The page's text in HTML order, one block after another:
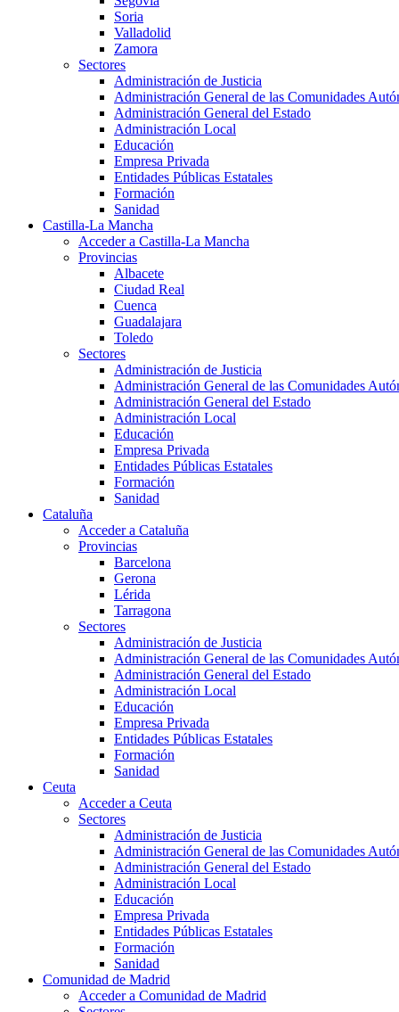
Soria
Valladolid
Zamora
Sectores
Administración de Justicia
Administración General de las Comunidades
Administración General del Estado
Administración Local
Educación
Empresa Privada
Entidades Públicas Estatales
Formación
Sanidad
Castilla-La Mancha
Acceder a Castilla-La Mancha
Provincias
Albacete
Ciudad Real
Cuenca
Guadalajara
Toledo
Sectores
Administración de Justicia
Administración General de las Comunidades
Administración General del Estado
Administración Local
Educación
Empresa Privada
Entidades Públicas Estatales
Formación
Sanidad
Cataluña
Acceder a Cataluña
Provincias
Barcelona
Gerona
Lérida
Tarragona
Sectores
Administración de Justicia
Administración General de las Comunidades
Administración General del Estado
Administración Local
Educación
Empresa Privada
Entidades Públicas Estatales
Formación
Sanidad
Ceuta
Acceder a Ceuta
Sectores
Administración de Justicia
Administración General de las Comunidades
Administración General del Estado
Administración Local
Educación
Empresa Privada
Entidades Públicas Estatales
Formación
Sanidad
Comunidad de Madrid
Acceder a Comunidad de Madrid